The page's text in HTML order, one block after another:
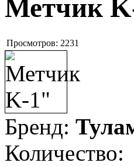
Метчик
Просмотров: 2231
Бренд:
Количество: